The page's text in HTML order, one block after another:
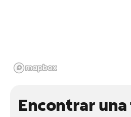
Encontrar